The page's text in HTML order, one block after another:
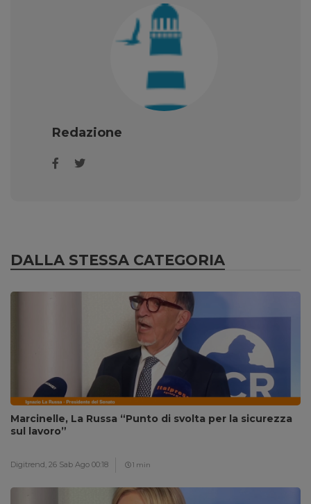
Redazione
DALLA STESSA CATEGORIA
Marcinelle, La Russa “Punto di svolta per la sicurezza
sul lavoro”
Digitrend, 26 Sab Ago 00:18 1 min